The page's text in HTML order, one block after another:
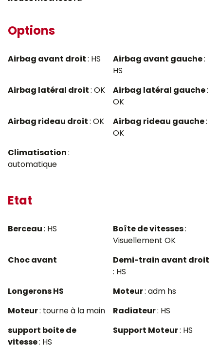
Options
Airbag avant droit: HS Airbag avant gauche:
HS
Airbag latéral droit: OK Airbag latéral gauche:
OK
Airbag rideau droit: OK Airbag rideau gauche:
OK
Climatisation:
automatique
Etat
Berceau: HS Boîte de vitesses:
Visuellement OK
Choc avant
Demi-train avant droit
: HS
Longerons HS
Moteur: adm hs
Moteur: tourne à la main Radiateur: HS
support boite de
vitesse: HS
Support Moteur: HS